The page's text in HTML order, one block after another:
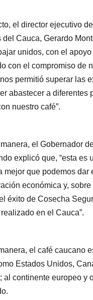
el director ejecutivo
del Cauca, Gerardo
unidos, con el
con el compromiso de
permitió superar las
abastecer a diferentes
nuestro café”.
el Gobernador
explicó que, “esta es
mejor que podemos dar
económica y,
éxito de Cosecha
en el Cauca”.
el café caucano
Estados Unidos,
al continente europeo y